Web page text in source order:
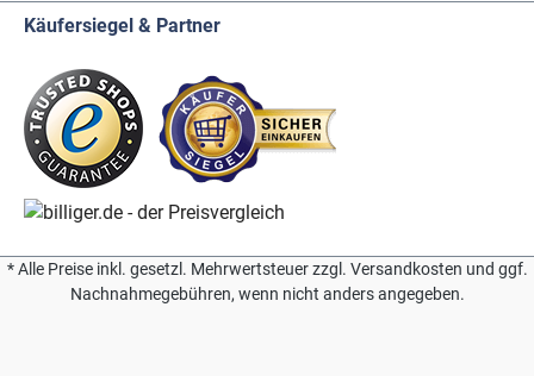
Käufersiegel & Partner
* Alle Preise inkl. gesetzl. Mehrwertsteuer zzgl. Versandkosten und ggf.
Nachnahmegebühren, wenn nicht anders angegeben.